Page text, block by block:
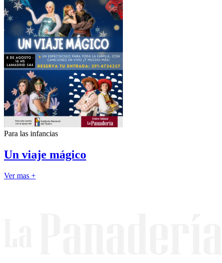
Para las infancias
Un viaje mágico
Ver mas +